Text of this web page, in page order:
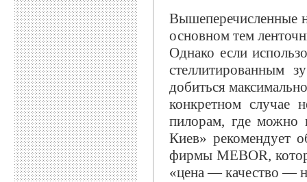
Вышеперечисленные
основном тем
Однако если
стеллитированным
добиться
конкретном случае
пилорам, где
Киев» рекомендует
фирмы MEBOR,
«цена — качество —